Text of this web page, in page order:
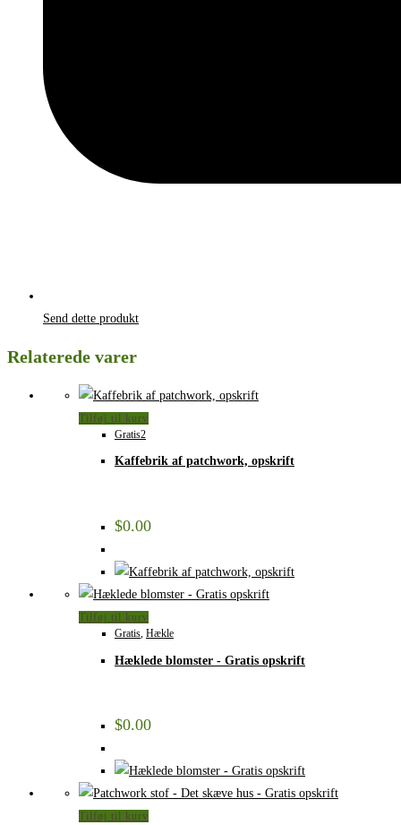
Send dette produkt
Relaterede varer
Tilføj til kurv
Gratis2
Kaffebrik af patchwork, opskrift
$0.00
Tilføj til kurv
Gratis, Hækle
Hæklede blomster - Gratis opskrift
$0.00
Tilføj til kurv